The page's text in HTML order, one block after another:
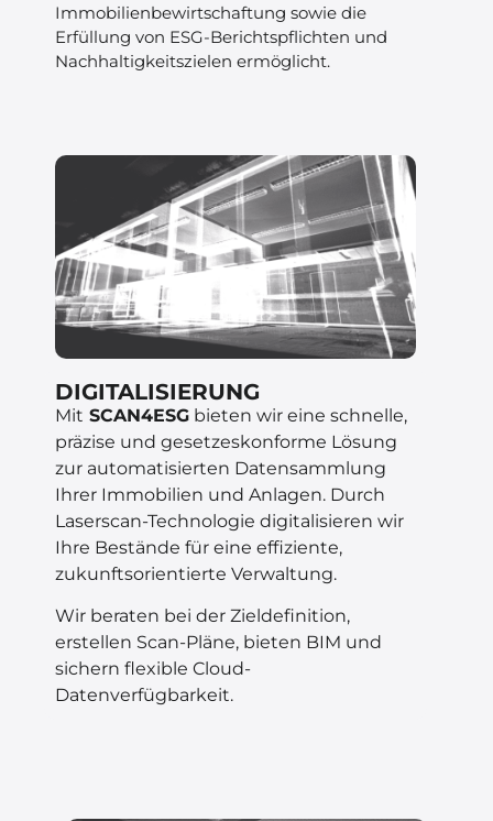
Immobilienbewirtschaftung sowie die
Erfüllung von ESG-Berichtspflichten und
Nachhaltigkeitszielen ermöglicht.
DIGITALISIERUNG
Mit SCAN4ESG bieten wir eine schnelle,
präzise und gesetzeskonforme Lösung
zur automatisierten Datensammlung
Ihrer Immobilien und Anlagen. Durch
Laserscan-Technologie digitalisieren wir
Ihre Bestände für eine effiziente,
zukunftsorientierte Verwaltung.
Wir beraten bei der Zieldefinition,
erstellen Scan-Pläne, bieten BIM und
sichern flexible Cloud-
Datenverfügbarkeit.